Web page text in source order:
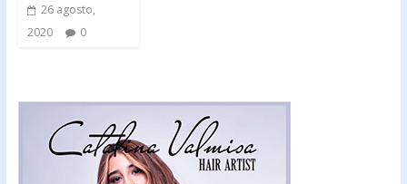
26 agosto,
2020
0